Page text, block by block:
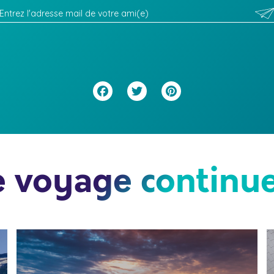
Facebook
Twitter
voyage